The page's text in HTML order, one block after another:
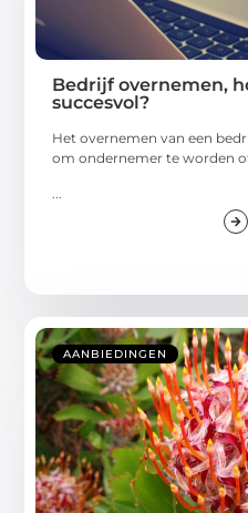
Bedrijf overnemen,
succesvol?
Het overnemen van een
om ondernemer te worden
...
AANBIEDINGEN